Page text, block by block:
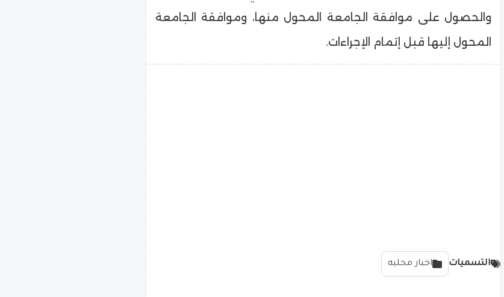
والحصول على موافقة الجامعة المحول منها، وموافقة الجامعة
المحول إليها قبل إتمام الإجراءات.
التسميات اخبار محليه